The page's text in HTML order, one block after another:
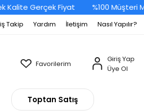
Gerçek Fiyat %100 Müşteri
Takip Yardım İletişim Nasıl Yapılır?
Favorilerim
Giriş Yap
Üye Ol
Toptan Satış